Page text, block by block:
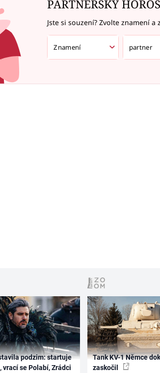
PARTNERSKÝ
Jste si souzení? Zvolte znamení
podzim: startuje
vrací se Polabí, Zrádci
Tank KV-1 Němce
zaskočil